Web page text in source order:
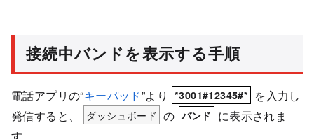
接続中バンドを表示する手順
電話アプリの“キーパッド”より *3001#12345#* を入力し
発信すると、
ダッシュボード の バンド に表示されま